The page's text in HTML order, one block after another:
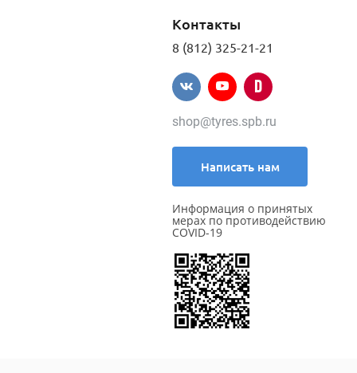
Контакты
8 (812) 325-21-21
shop@tyres.spb.ru
Написать нам
Информация о принятых
мерах по противодействию
COVID-19